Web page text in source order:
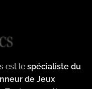
est le spécialiste du
de Jeux